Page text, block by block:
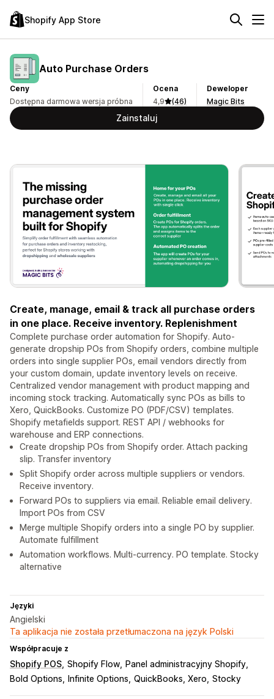
Shopify App Store
Auto Purchase Orders
Ceny
Dostępna darmowa wersja próbna
Ocena
4,9
(46)
Deweloper
Magic Bits
Zainstaluj
Create, manage, email & track all purchase orders
in one place. Receive inventory. Replenishment
Complete purchase order automation for Shopify. Auto-
generate dropship POs from Shopify orders, combine multiple
orders into single supplier POs, email vendors directly from
your custom domain, update inventory levels on receive.
Centralized vendor management with product mapping and
incoming stock tracking. Automatically sync POs as bills to
Xero, QuickBooks. Customize PO (PDF/CSV) templates.
Shopify metafields support. REST API / webhooks for
warehouse and ERP connections.
Create dropship POs from Shopify order. Attach packing
slip. Transfer inventory
Split Shopify order across multiple suppliers or vendors.
Receive inventory.
Forward POs to suppliers via email. Reliable email delivery.
Import POs from CSV
Merge multiple Shopify orders into a single PO by supplier.
Automate fulfillment
Automation workflows. Multi-currency. PO template. Stocky
alternative
Języki
Angielski
Ta aplikacja nie została przetłumaczona na język Polski
Współpracuje z
Shopify POS Shopify Flow
Panel administracyjny Shopify
Bold Options
Infinite Options QuickBooks, Xero Stocky